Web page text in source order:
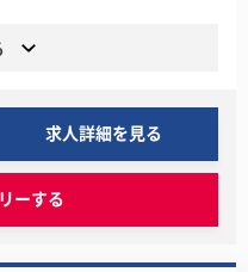
求人詳細を見る
ーする